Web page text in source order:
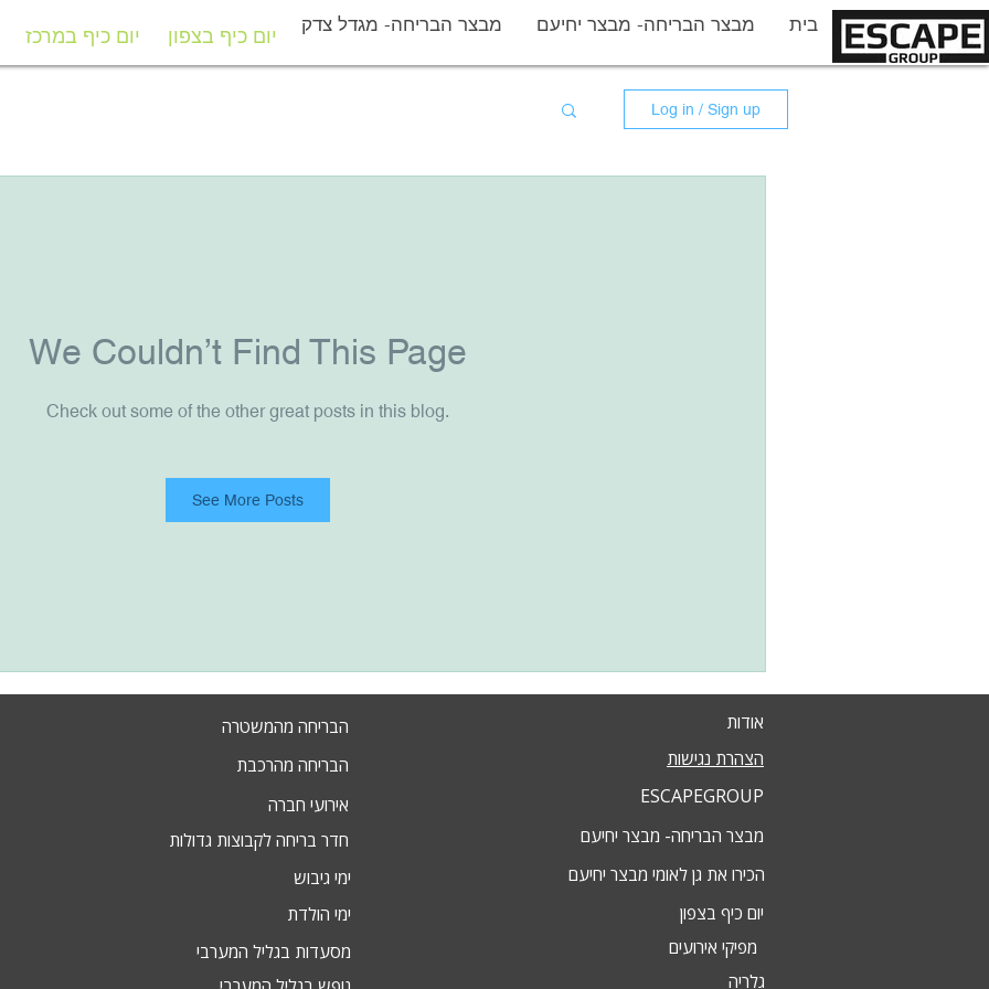
מבצר הבריחה- מגדל צדק מבצר הבריחה- מבצר יחיעם בית More
יום כיף בצפון יום כיף במרכז
Log in / Sign up
We Couldn’t Find This Page
Check out some of the other great posts in this blog.
See More Posts
הבריחה מהמשטרה
הבריחה מהרכבת
אירועי חברה
חדר בריחה לקבוצות גדולות
ימי גיבוש
ימי הולדת
מסעדות בגליל המערבי
אודות
הצהרת נגישות
ESCAPEGROUP
מבצר הבריחה- מבצר יחיעם
הכירו את גן לאומי מבצר יחיעם
יום כיף בצפון
מפיקי אירועים
גלריה